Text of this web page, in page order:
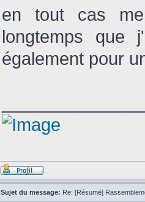
en tout cas
longtemps que
également pour
Sujet du message: Re: [Résumé]